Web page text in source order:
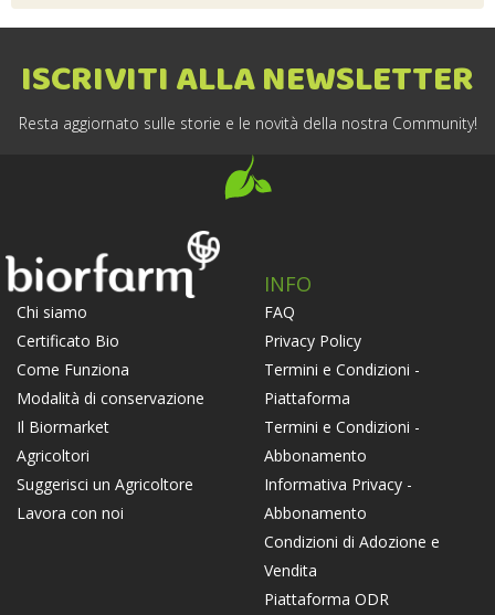
ISCRIVITI ALLA NEWSLETTER
Resta aggiornato sulle storie e le novità della nostra Community!
Chi siamo
Certificato Bio
Come Funziona
Modalità di conservazione
Il Biormarket
Agricoltori
Suggerisci un Agricoltore
Lavora con noi
INFO
FAQ
Privacy Policy
Termini e Condizioni -
Piattaforma
Termini e Condizioni -
Abbonamento
Informativa Privacy -
Abbonamento
Condizioni di Adozione e
Vendita
Piattaforma ODR